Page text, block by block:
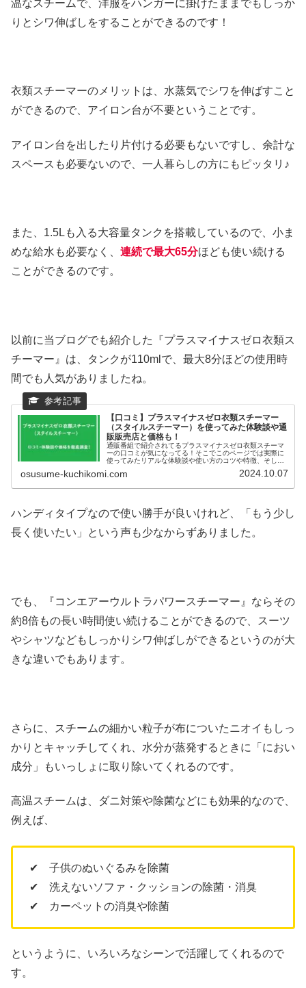
温なスチームで、洋服をハンガーに掛けたままでもしっか
りとシワ伸ばしをすることができるのです！
衣類スチーマーのメリットは、水蒸気でシワを伸ばすこと
ができるので、アイロン台が不要ということです。
アイロン台を出したり片付ける必要もないですし、余計な
スペースも必要ないので、一人暮らしの方にもピッタリ♪
また、1.5Lも入る大容量タンクを搭載しているので、小ま
めな給水も必要なく、 連続で最大65分ほども使い続ける
ことができるのです。
以前に当ブログでも紹介した『プラスマイナスゼロ衣類ス
チーマー』は、タンクが110mlで、最大8分ほどの使用時
間でも人気がありましたね。
【口コミ】プラスマイナスゼロ衣類スチーマー
（スタイルスチーマー）を使ってみた体験談や通
販販売店と価格も！
通販番組で紹介されてるプラスマイナスゼロ衣類スチーマ
ーの口コミが気になってる！そこでこのページでは実際に
使ってみたリアルな体験談や使い方のコツや特徴、そして
ら衣類スチーマーの購入を考えているという方にも参考に
osusume-kuchikomi.com 2024.10.07
ハンディタイプなので使い勝手が良いけれど、「もう少し
長く使いたい」という声も少なからずありました。
でも、『コンエアーウルトラパワースチーマー』ならその
約8倍もの長い時間使い続けることができるので、スーツ
やシャツなどもしっかりシワ伸ばしができるというのが大
きな違いでもあります。
さらに、スチームの細かい粒子が布についたニオイもしっ
かりとキャッチしてくれ、水分が蒸発するときに「におい
成分」もいっしょに取り除いてくれるのです。
高温スチームは、ダニ対策や除菌などにも効果的なので、
例えば、
✔ 子供のぬいぐるみを除菌
✔ 洗えないソファ・クッションの除菌・消臭
✔ カーペットの消臭や除菌
というように、いろいろなシーンで活躍してくれるので
す。